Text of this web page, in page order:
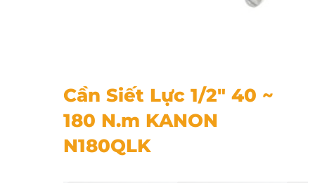
Cần Siết Lực 1/2″ 40 ~
180 N.m KANON
N180QLK